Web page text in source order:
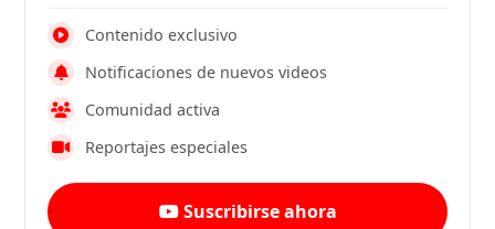
Contenido exclusivo
Notificaciones de nuevos videos
Comunidad activa
Reportajes especiales
Suscribirse ahora